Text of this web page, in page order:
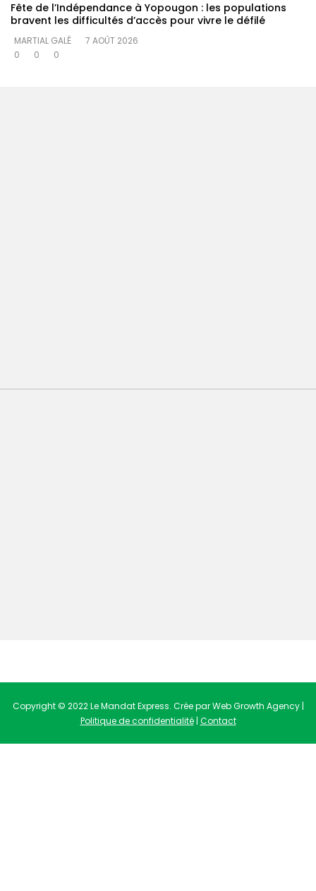
Fête de l’Indépendance à Yopougon : les populations
bravent les difficultés d’accès pour vivre le défilé
MARTIAL GALÉ
7 AOÛT 2026
0
0 0
Copyright © 2022 Le Mandat Express. Crée par Web Growth Agency |
Politique de confidentialité| Contact